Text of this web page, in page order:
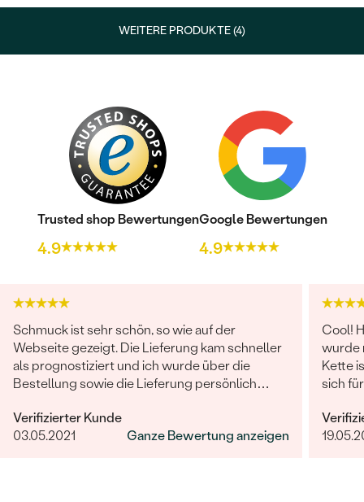
WEITERE PRODUKTE (4)
Trusted shop Bewertungen
4.9
Google Bewertungen
4.9
Schmuck ist sehr schön, so wie auf der
Webseite gezeigt. Die Lieferung kam schneller
als prognostiziert und ich wurde über die
Bestellung sowie die Lieferung persönlich
Verifizierter Kunde
03.05.2021
Ganze Bewertung anzeigen
Cool!
wurde
Kette
sich